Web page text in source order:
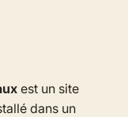
est un site
dans un